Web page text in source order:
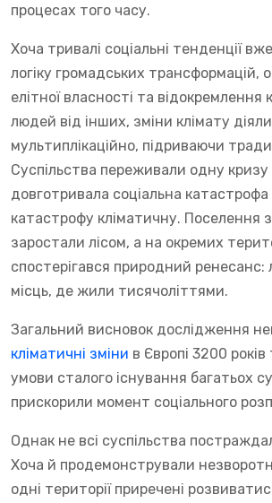
процесах того часу.
Хоча тривалі соціальні тенденції
логіку громадських трансформацій,
елітної власності та відокремлення
людей від інших, зміни клімату діяли
мультиплікаційно, підриваючи
Суспільства переживали одну
довготривала соціальна
катастрофу кліматичну. Поселення
заростали лісом, а на окремих
спостерігався природний ренесанс:
місць, де жили тисячоліттями.
Загальний висновок дослідження
кліматичні зміни в Європі 3200
умови сталого існування багатьох
прискорили момент соціального
Однак не всі суспільства
Хоча й продемонстрували
одні території приречені